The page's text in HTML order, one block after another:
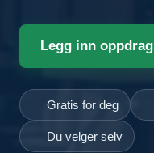
Legg inn oppdrag
Gratis for deg
Du velger selv